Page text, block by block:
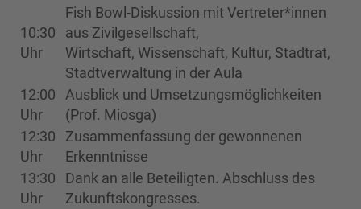
10:30
Uhr
Fish Bowl-Diskussion mit Vertreter*innen
aus Zivilgesellschaft,
Wirtschaft, Wissenschaft, Kultur, Stadtrat,
Stadtverwaltung in der Aula
12:00
Uhr
Ausblick und Umsetzungsmöglichkeiten
(Prof. Miosga)
12:30
Uhr
Zusammenfassung der gewonnenen
Erkenntnisse
13:30
Uhr
Dank an alle Beteiligten. Abschluss des
Zukunftskongresses.